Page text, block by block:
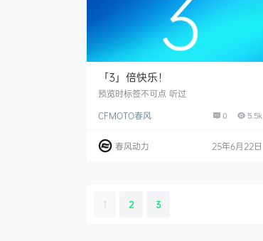
「3」倍快乐！
预览时标签不可点 听过
CFMOTO春风
0 5.5k
春风动力 25年6月22日
1 2 3